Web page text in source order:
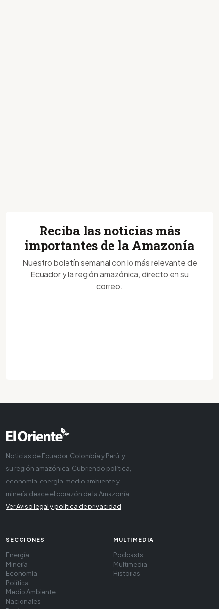
Reciba las noticias más
importantes de la Amazonía
Nuestro boletín semanal con lo más relevante de
Ecuador y la región amazónica, directo en su
correo.
Noticias de Ecuador, Colombia y Perú, y
su región amazónica. Cubriendo política,
economía, energía, medio ambiente y
minería desde el corazón de la Amazonía
Ver Aviso legal y política de privacidad
SECCIONES
Energía
Minería
Economía
Política
Medio Ambiente
Nacionales
MULTIMEDIA
Podcasts
Multimedia
Historias